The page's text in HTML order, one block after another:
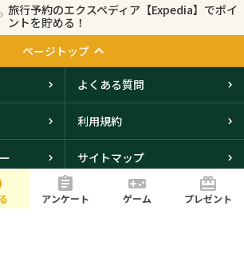
アンケート ゲーム プレゼント
旅行予約のエクスペディア【Expedia】でポイ
ントを貯める！
ページトップ
よくある質問
利用規約
サイトマップ